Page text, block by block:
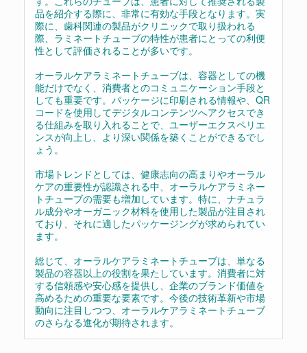
品を紹介する際に、非常に有効な手段となります。実
際に、歯科関連の製品がクリニックで取り扱われる
際、ラミネートチューブの特性が患者にとっての利便
性として評価されることが多いです。
オーラルケアラミネートチューブは、容器としての機
能だけでなく、消費者とのコミュニケーション手段と
しても重要です。パッケージに印刷される情報や、QR
コードを使用してデジタルコンテンツへアクセスでき
る仕組みを取り入れることで、ユーザーエクスペリエ
ンスが向上し、より深い関係を築くことができるでし
ょう。
市場トレンドとしては、健康志向の高まりやオーラル
ケアの重要性が認識される中、オーラルケアラミネー
トチューブの需要も増加しています。特に、ナチュラ
ル成分やオーガニック材料を使用した製品が注目され
ており、それに適したパッケージングが求められてい
ます。
総じて、オーラルケアラミネートチューブは、単なる
製品の容器以上の役割を果たしています。消費者に対
する信頼感や安心感を提供し、企業のブランド価値を
高めるための重要な要素です。今後の技術革新や市場
動向に注目しつつ、オーラルケアラミネートチューブ
のさらなる進化が期待されます。